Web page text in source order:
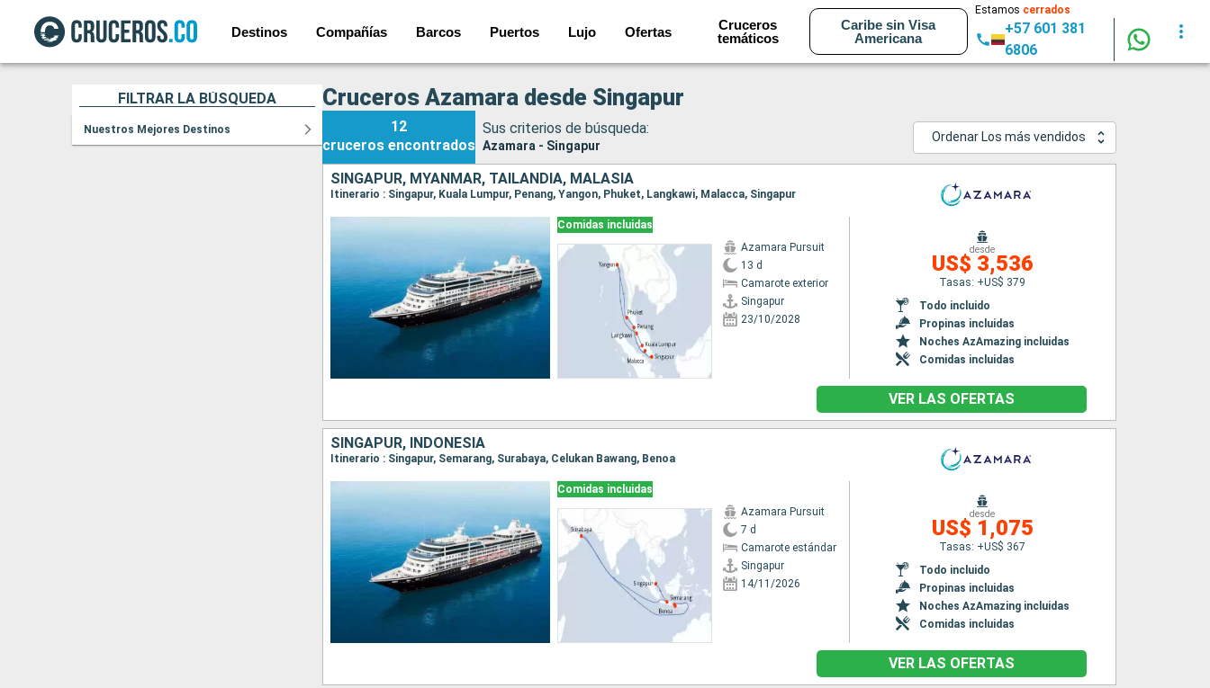
Destinos Compañías Barcos Puertos Lujo Ofertas
Cruceros
temáticos
Caribe sin Visa
Americana
Estamos cerrados
+57 601 381
6806
FILTRAR LA BÚSQUEDA
Nuestros Mejores Destinos
Cruceros Azamara desde Singapur
12
cruceros encontrados
Sus criterios de búsqueda:
Azamara - Singapur
Ordenar Los más vendidos
SINGAPUR, MYANMAR, TAILANDIA, MALASIA
Itinerario : Singapur, Kuala Lumpur, Penang, Yangon, Phuket, Langkawi, Malacca, Singapur
Comidas incluidas
Azamara Pursuit
13 d
Camarote exterior
Singapur
23/10/2028
desde
US$ 3,536
Tasas: +US$ 379
Todo incluido
Propinas incluidas
Noches AzAmazing incluidas
Comidas incluidas
VER LAS OFERTAS
SINGAPUR, INDONESIA
Itinerario : Singapur, Semarang, Surabaya, Celukan Bawang, Benoa
Comidas incluidas
Azamara Pursuit
7 d
Camarote estándar
Singapur
14/11/2026
desde
US$ 1,075
Tasas: +US$ 367
Todo incluido
Propinas incluidas
Noches AzAmazing incluidas
Comidas incluidas
VER LAS OFERTAS